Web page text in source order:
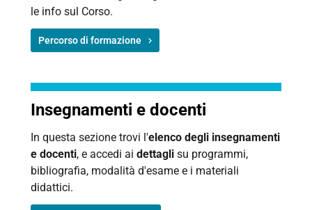
le info sul Corso.
Percorso di formazione
Insegnamenti e docenti
In questa sezione trovi l'elenco degli insegnamenti
e docenti, e accedi ai dettagli su programmi,
bibliografia, modalità d'esame e i materiali
didattici.